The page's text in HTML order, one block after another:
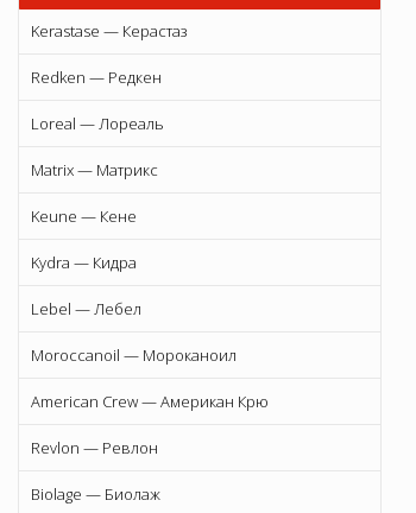
Kerastase — Керастаз
Redken — Редкен
Loreal — Лореаль
Matrix — Матрикс
Keune — Кене
Kydra — Кидра
Lebel — Лебел
Moroccanoil — Мороканоил
American Crew — Американ Крю
Revlon — Ревлон
Biolage — Биолаж